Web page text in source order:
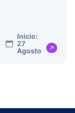
Inicio:
27
Agosto